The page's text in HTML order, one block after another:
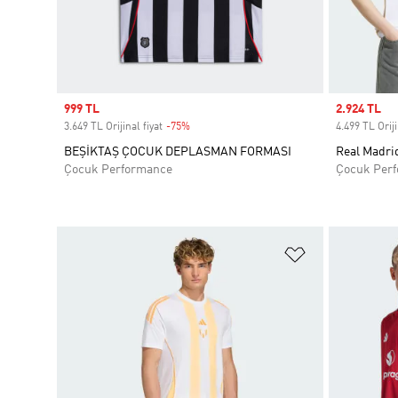
Sale price
999 TL
3.649 TL Orijinal fiyat -75%
BEŞİKTAŞ ÇOCUK DEPLASMAN FORMASI
Çocuk Performance
Sale price
2.924 TL
4.499 TL
Real
Çocuk
Favori